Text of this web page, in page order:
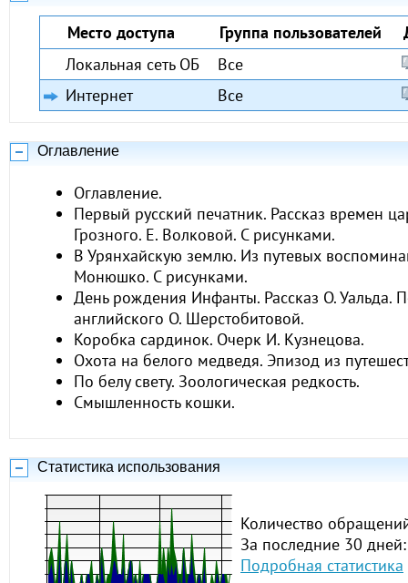
Место доступа Группа пользователей
Локальная сеть ОБ
Все
Интернет
Все
Оглавление
Оглавление.
Первый русский печатник. Рассказ времен
Грозного. Е. Волковой. С рисунками.
В Урянхайскую землю. Из путевых
Монюшко. С рисунками.
День рождения Инфанты. Рассказ О. Уальда.
английского О. Шерстобитовой.
Коробка сардинок. Очерк И. Кузнецова.
Охота на белого медведя. Эпизод из
По белу свету. Зоологическая редкость.
Смышленность кошки.
Статистика использования
Количество
За последние 30
Подробная статистика